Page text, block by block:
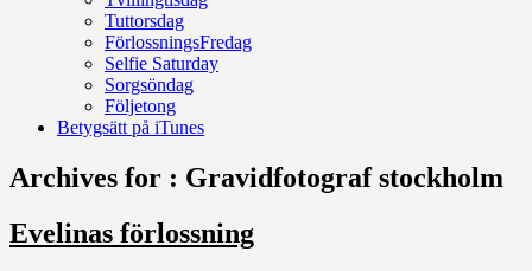
Tuttorsdag
FörlossningsFredag
Selfie Saturday
Sorgsöndag
Följetong
Betygsätt på iTunes
Archives for : Gravidfotograf stockholm
Evelinas förlossning